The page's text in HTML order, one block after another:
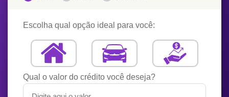
Escolha qual opção ideal para você:
Qual o valor do crédito você deseja?